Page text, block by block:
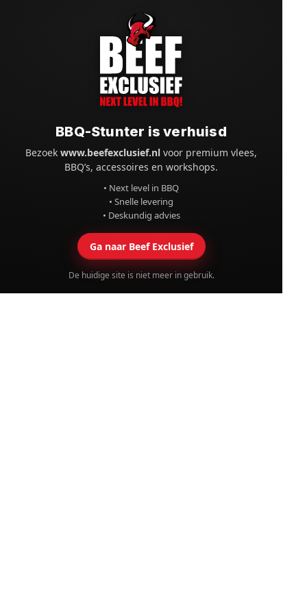
BBQ-Stunter is verhuisd
Bezoekwww.beefexclusief.nl voor premium vlees,
BBQ’s, accessoires en workshops.
• Next level in BBQ
• Snelle levering
• Deskundig advies
Ga naar Beef Exclusief
De huidige site is niet meer in gebruik.